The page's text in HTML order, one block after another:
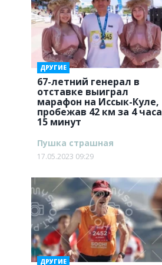
67-летний генерал в
отставке выиграл
марафон на Иссык-Куле,
пробежав 42 км за 4 часа
15 минут
ДРУГИЕ
Пушка страшная
17.05.2023 09:29
ДРУГИЕ